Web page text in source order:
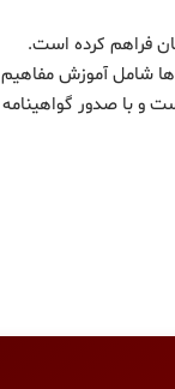
فراهم کرده است.
شامل آموزش مفاهیم
و با صدور گواهینامه